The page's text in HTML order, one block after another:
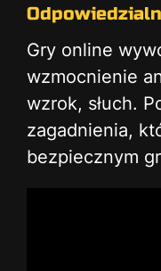
Gry online
wzmocnienie
wzrok, słuch.
zagadnienia,
bezpiecznym